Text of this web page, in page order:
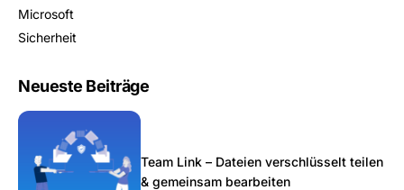
Microsoft
Sicherheit
Neueste Beiträge
Team Link – Dateien verschlüsselt teilen
& gemeinsam bearbeiten